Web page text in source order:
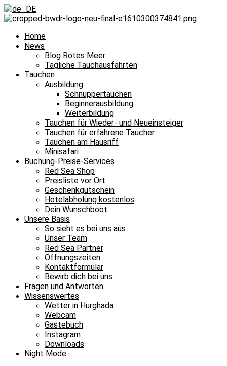
Home
News
Blog Rotes Meer
Tägliche Tauchausfahrten
Tauchen
Ausbildung
Schnuppertauchen
Beginnerausbildung
Weiterbildung
Tauchen für Wieder- und Neueinsteiger
Tauchen für erfahrene Taucher
Tauchen am Hausriff
Minisafari
Buchung-Preise-Services
Red Sea Shop
Preisliste vor Ort
Geschenkgutschein
Hotelabholung kostenlos
Dein Wunschboot
Unsere Basis
So sieht es bei uns aus
Unser Team
Red Sea Partner
Öffnungszeiten
Kontaktformular
Bewirb dich bei uns
Fragen und Antworten
Wissenswertes
Wetter in Hurghada
Webcam
Gästebuch
Instagram
Downloads
Night Mode